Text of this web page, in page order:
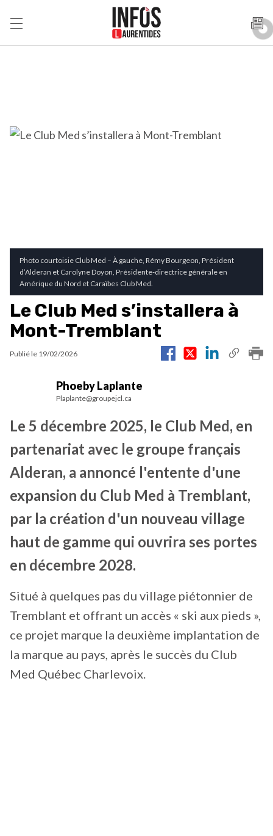
Photo courtoisie Club Med – À gauche, Rémy Bourgeon, Président
d’Alderan et Carolyne Doyon, Présidente-directrice générale en
Amérique du Nord et Caraïbes Club Med.
Le Club Med s’installera à
Mont-Tremblant
Publié le 19/02/2026
Phoeby Laplante
Plaplante@groupejcl.ca
Le 5 décembre 2025, le Club Med, en
partenariat avec le groupe français
Alderan, a annoncé l'entente d'une
expansion du Club Med à Tremblant,
par la création d'un nouveau village
haut de gamme qui ouvrira ses portes
en décembre 2028.
Situé à quelques pas du village piétonnier de
Tremblant et offrant un accès « ski aux pieds »,
ce projet marque la deuxième implantation de
la marque au pays, après le succès du Club
Med Québec Charlevoix.